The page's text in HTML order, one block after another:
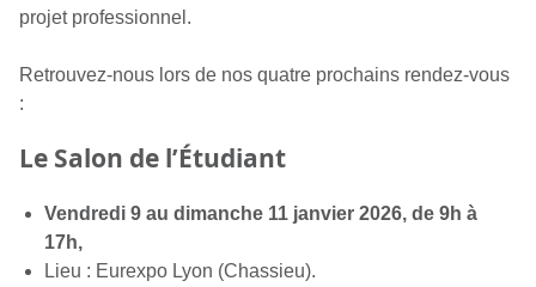
projet professionnel.
Retrouvez-nous lors de nos quatre prochains rendez-vous
:
Le Salon de l’Étudiant
Vendredi 9 au dimanche 11 janvier 2026, de 9h à
17h,
Lieu : Eurexpo Lyon (Chassieu).